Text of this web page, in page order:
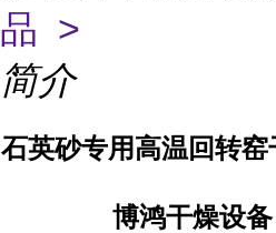
品 >
简介
石英砂专用高温回转
博鸿干燥设